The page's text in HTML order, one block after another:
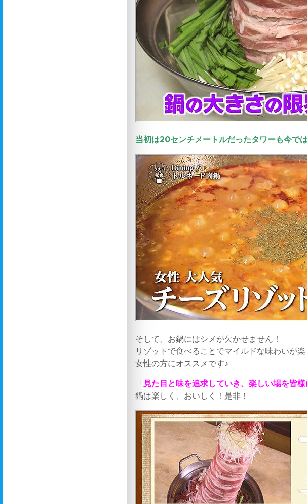
当初は20センチメートルだったタワーも今で
そして、お鍋にはシメが欠かせません！
リゾットで食べることでマイルドな味わいが楽
女性の方にオススメです♪
「 見た目と味を追求していき、楽しい場を皆
鍋は楽しく、おいしく！是非！